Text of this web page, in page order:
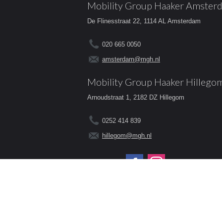
Mobility Group Haaker
De Flinesstraat 22, 1114 AL Amsterdam
020 665 0050
amsterdam@mgh.nl
Mobility Group Haaker
Arnoudstraat 1, 2182 DZ Hillegom
0252 414 839
hillegom@mgh.nl
Volg ons op: